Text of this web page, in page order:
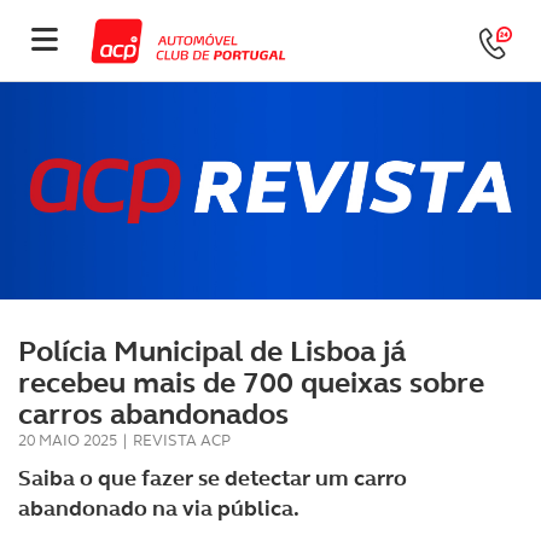
Polícia Municipal de Lisboa já
recebeu mais de 700 queixas sobre
carros abandonados
20 MAIO 2025 | REVISTA ACP
Saiba o que fazer se detectar um carro
abandonado na via pública.